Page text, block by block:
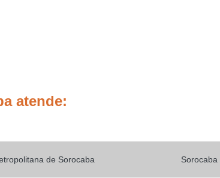
Placas de
Placas Sinalização Rodovia
atende:
de Sorocaba Sorocaba